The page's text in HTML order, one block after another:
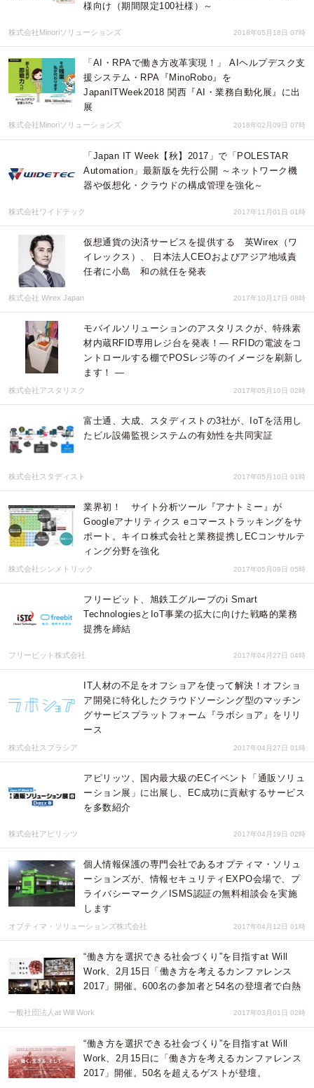
様向け（期間限定100社様）～
株式会社Minoriソリューションズ 2018年05月18日 07時
「AI・RPAで働き方改革実現！」 AIヘルプデスク支
援システム・RPA『MinoRobo』を
JapanITWeek2018 関西『AI・業務自動化展』に出
展
株式会社Minoriソリューションズ 2018年02月09日 07時
「Japan IT Week【秋】2017」で「POLESTAR
Automation」最新版を先行公開 ～ネットワーク機
器や仮想化・クラウドの構成管理を強化～
株式会社ワイドテック 2017年11月01日 01時
仮想通貨の決済サービスを提供する 英Wirex（ワ
イレックス）、 日本法人CEOおよびアジア地域責
任者に小島 和の就任を発表
株式会社 Wirex Japan 2017年10月17日 08時
モバイルソリューションのアスタリスクが、特殊素
材内蔵RFID専用レジ台を発表！― RFIDの電波をコ
ントロールする棚でPOSレジ等のイメージを刷新し
ます！ ―
株式会社アスタリスク 2017年05月10日 02時
富士通、大成、スタディストの3社が、IoTを活用し
たビル設備監視システムの有効性を共同実証
株式会社スタディスト 2017年05月10日 01時
業界初！ サイト分析ツール『アナトミー』が
Googleアナリティクス eコマーストラッキングをサ
ポート。キイロ株式会社と業務提携しECコンサルテ
ィング分野を強化
株式会社シンメトリック 2017年05月09日 05時
フリービット、旭鉄工グループのi Smart
TechnologiesとIoT事業の拡大に向けた戦略的業務
提携を締結
フリービット株式会社 2017年04月27日 04時
IT人材の不足をオフショアを使って解決！オフショ
ア開発に特化したクラウドソーシング型のマッチン
グサービスプラットフォーム『ラボショア』をリリ
ース
株式会社スプラシア 2017年04月27日 01時
アピリッツ、国内最大級のECイベント「通販ソリュ
ーション展」に出展し、EC成功に貢献するサービス
を多数紹介
株式会社アピリッツ 2017年04月19日 02時
個人情報保護の専門会社であるオプティマ・ソリュ
ーションズが、情報セキュリティEXPO会場で、プ
ライバシーマーク／ISMS認証の無料相談会を実施
します
オプティマ・ソリューションズ株式会社 2017年04月12日 01時
“働き方を選択できる社会づくり”を目指すat Will
Work、2月15日「働き方を考えるカンファレンス
2017」開催。600名の参加者と54名の登壇者で白熱
一般社団法人at Will Work 2017年03月01日 02時
“働き方を選択できる社会づくり”を目指すat Will
Work、2月15日に「働き方を考えるカンファレンス
2017」開催。50名を超えるゲストが登壇。